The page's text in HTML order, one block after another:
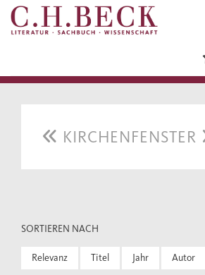
KIRCHENFENSTER
SORTIEREN NACH
Relevanz Titel Jahr Autor